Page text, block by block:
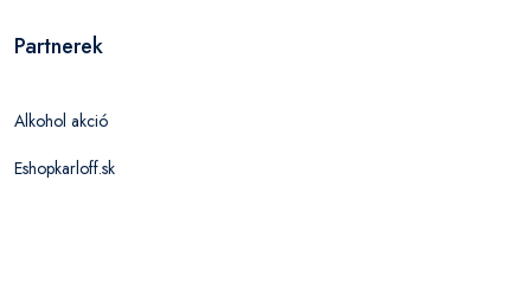
Partnerek
Alkohol akció
Eshopkarloff.sk